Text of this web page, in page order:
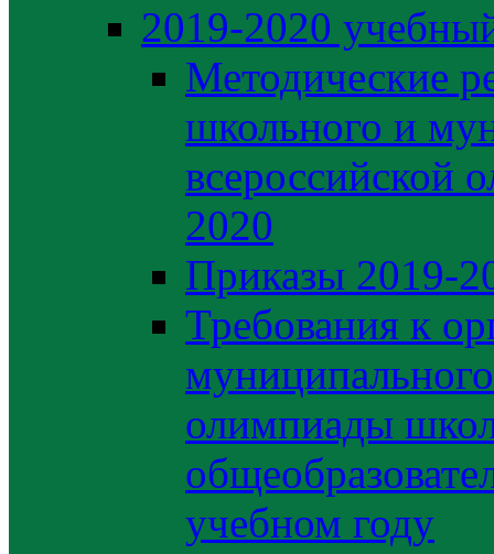
2019-2020
Методические
школьного и
всероссийской
2020
Приказы 2019-
Требования к
олимпиады
учебном году